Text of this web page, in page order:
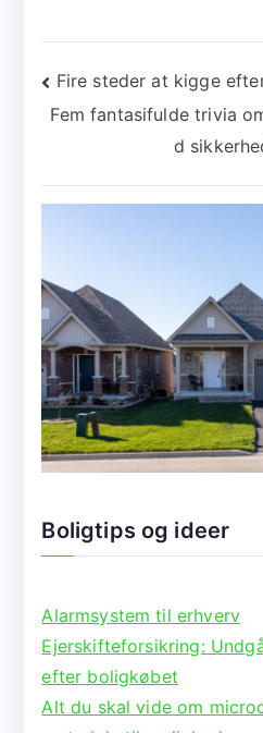
Fire steder at kigge
Fem fantasifulde trivia
d
Boligtips og ideer
Alarmsystem til erhverv
Ejerskifteforsikring:
efter boligkøbet
Alt du skal vide om